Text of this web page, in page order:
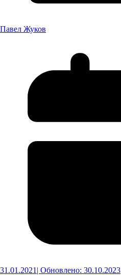
Павел Жуков
31.01.2021 | Обновлено: 30.10.2023